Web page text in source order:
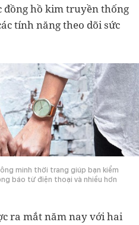
đồng hồ kim truyền thống
tính năng theo dõi sức
minh thời trang giúp bạn kiểm
báo từ điện thoại và nhiều hơn
ra mắt năm nay với hai